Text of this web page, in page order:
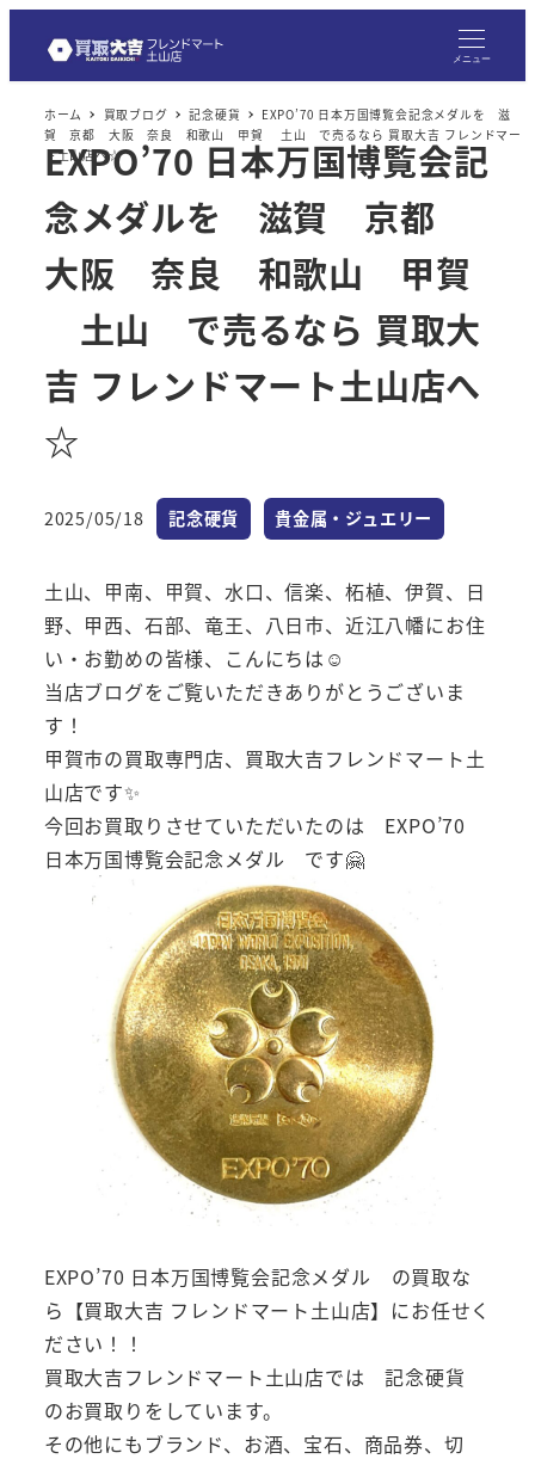
メニュー
ホーム 買取ブログ 記念硬貨
EXPO’70 日本万国博覧会記念メダルを 滋
賀 京都 大阪 奈良 和歌山 甲賀 土山 で売るなら 買取大吉 フレンドマー
ト土山店へ☆
EXPO’70 日本万国博覧会記
念メダルを 滋賀 京都
大阪 奈良 和歌山 甲賀
土山 で売るなら 買取大
吉 フレンドマート土山店へ
☆
投稿日
2025/05/18 カテゴリー
記念硬貨 カテゴリー
貴金属・ジュエリー
土山、甲南、甲賀、水口、信楽、柘植、伊賀、日
野、甲西、石部、竜王、八日市、近江八幡にお住
い・お勤めの皆様、こんにちは☺
当店ブログをご覧いただきありがとうございま
す！
甲賀市の買取専門店、買取大吉フレンドマート土
山店です✨
今回お買取りさせていただいたのは EXPO’70
日本万国博覧会記念メダル です🤗
EXPO’70 日本万国博覧会記念メダル の買取な
ら【買取大吉 フレンドマート土山店】にお任せく
ださい！！
買取大吉フレンドマート土山店では 記念硬貨
のお買取りをしています。
その他にもブランド、お酒、宝石、商品券、切